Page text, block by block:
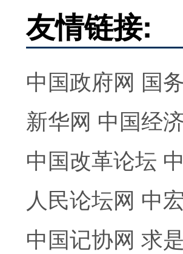
友情链接:
中国政府网 国
新华网 中国经
中国改革论坛
人民论坛网 中
中国记协网 求